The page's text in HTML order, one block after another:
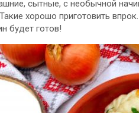
сытные, с необычной
хорошо приготовить
будет готов!